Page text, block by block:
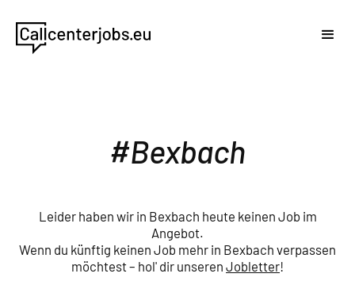
Bexbach
Leider haben wir in Bexbach heute keinen Job im
Angebot.
Wenn du künftig keinen Job mehr in Bexbach verpassen
möchtest – hol' dir unseren Jobletter!